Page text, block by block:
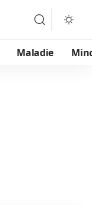
Maladie